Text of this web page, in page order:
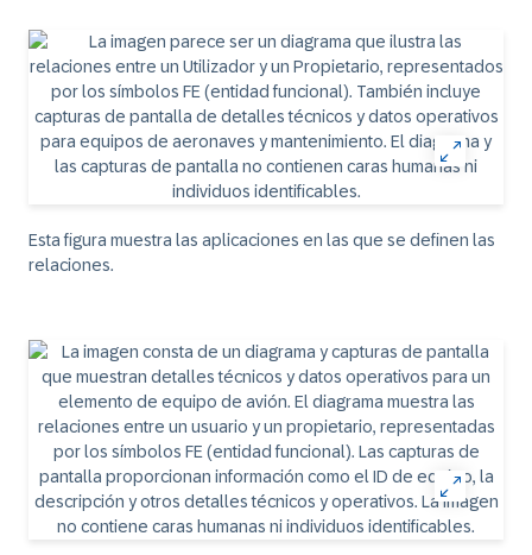
Esta figura muestra las aplicaciones en las que se definen las
relaciones.